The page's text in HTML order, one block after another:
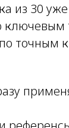
из 30
точным